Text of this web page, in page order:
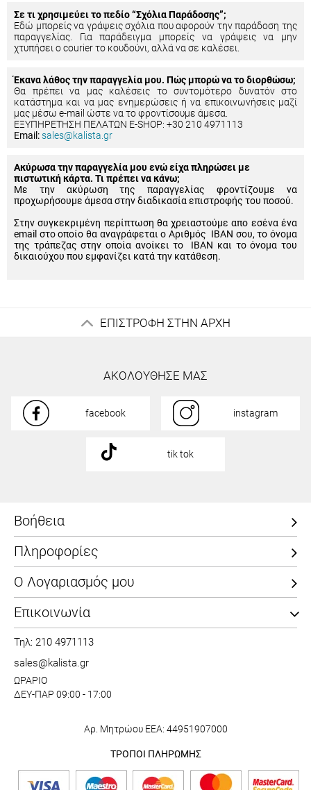
Σε τι χρησιμεύει το πεδίο “Σχόλια Παράδοσης”;
Εδώ μπορείς να γράψεις σχόλια που αφορούν την παράδοση της
παραγγελίας. Για παράδειγμα μπορείς να γράψεις να μην
χτυπήσει ο courier το κουδούνι, αλλά να σε καλέσει.
Έκανα λάθος την παραγγελία μου. Πώς μπορώ να το διορθώσω;
Θα πρέπει να μας καλέσεις το συντομότερο δυνατόν στο
κατάστημα και να μας ενημερώσεις ή να επικοινωνήσεις μαζί
μας μέσω e-mail ώστε να το φροντίσουμε άμεσα.
ΕΞΥΠΗΡΕΤΗΣΗ ΠΕΛΑΤΩΝ E-SHOP: +30 210 4971113
Email:sales@kalista.gr
Ακύρωσα την παραγγελία μου ενώ είχα πληρώσει με
πιστωτική κάρτα. Τι πρέπει να κάνω;
Με την ακύρωση της παραγγελίας φροντίζουμε να
προχωρήσουμε άμεσα στην διαδικασία επιστροφής του ποσού.
Στην συγκεκριμένη περίπτωση θα χρειαστούμε απο εσένα ένα
email στο οποίο θα αναγράφεται ο Αριθμός IBAN σου, το όνομα
της τράπεζας στην οποία ανοίκει το IBAN και το όνομα του
δικαιούχου που εμφανίζει κατά την κατάθεση.
ΕΠΙΣΤΡΟΦΗ ΣΤΗΝ ΑΡΧΗ
ΑΚΟΛΟΥΘΗΣΕ ΜΑΣ
facebook instagram
tik tok
Βοήθεια
Πληροφορίες
Ο Λογαριασμός μου
Επικοινωνία
Τηλ: 210 4971113
sales@kalista.gr
ΩΡΑΡΙΟ
ΔΕΥ-ΠΑΡ 09:00 - 17:00
Αρ. Μητρώου ΕΕΑ: 44951907000
ΤΡΟΠΟΙ ΠΛΗΡΩΜΗΣ